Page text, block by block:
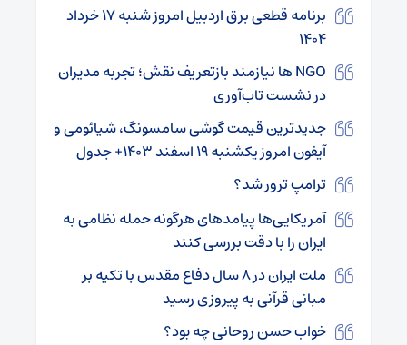
برنامه قطعی برق اردبیل امروز شنبه ۱۷ خرداد
۱۴۰۴
NGO ها نیازمند بازتعریف نقش؛ تجربه مدیران
در نشست تاب‌آوری
جدیدترین قیمت گوشی سامسونگ، شیائومی و
آیفون امروز یکشنبه ۱۹ اسفند ۱۴۰۳+ جدول
ترامپ ترور شد؟
آمریکایی‌ها پیامدهای هرگونه حمله نظامی به
ایران را با دقت بررسی کنند
ملت ایران در ۸ سال دفاع مقدس با تکیه بر
مبانی قرآنی به پیروزی رسید
خواب حسن روحانی چه بود؟